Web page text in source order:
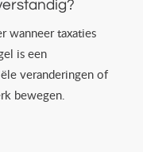
wanneer taxaties
is een
veranderingen of
bewegen.